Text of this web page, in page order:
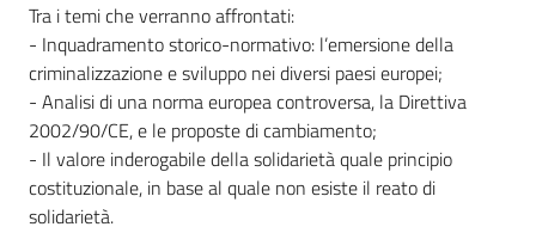
Tra i temi che verranno affrontati:
- Inquadramento storico-normativo: l’emersione della
criminalizzazione e sviluppo nei diversi paesi europei;
- Analisi di una norma europea controversa, la Direttiva
2002/90/CE, e le proposte di cambiamento;
- Il valore inderogabile della solidarietà quale principio
costituzionale, in base al quale non esiste il reato di
solidarietà.